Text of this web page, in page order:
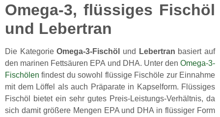
Omega-3, flüssiges Fischöl
und Lebertran
Die KategorieOmega-3-Fischöl und Lebertran basiert auf
den marinen Fettsäuren EPA und DHA. Unter den Omega-3-
Fischölen findest du sowohl flüssige Fischöle zur Einnahme
mit dem Löffel als auch Präparate in Kapselform. Flüssiges
Fischöl bietet ein sehr gutes Preis-Leistungs-Verhältnis, da
sich damit größere Mengen EPA und DHA in flüssiger Form